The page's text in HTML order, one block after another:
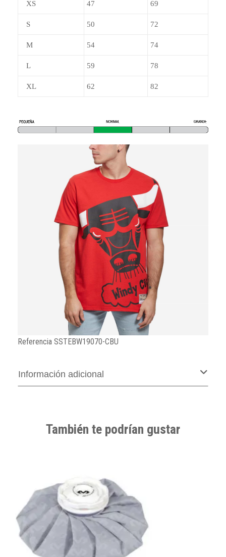
XS 47 69
S 50 72
M 54 74
L 59 78
XL 62 82
Referencia SSTEBW19070-CBU
Información adicional
También te podrían gustar